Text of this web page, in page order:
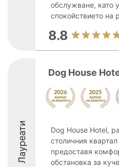
обслужване, като
спокойствието на
8.8
Лауреати
Dog House
Dog House Hotel,
столичния
предоставя
обстановка за